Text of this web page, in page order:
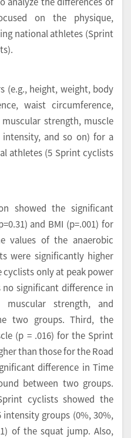
on the physique,
national athletes (Sprint
(e.g., height, weight, body
waist circumference,
strength, muscle
and so on) for a
athletes (5 Sprint cyclists
showed the significant
and BMI (p=.001) for
values of the anaerobic
were significantly higher
only at peak power
no significant difference in
muscular strength, and
two groups. Third, the
(p = .016) for the Sprint
than those for the Road
difference in Time
between two groups.
cyclists showed the
groups (0%, 30%,
of the squat jump. Also,